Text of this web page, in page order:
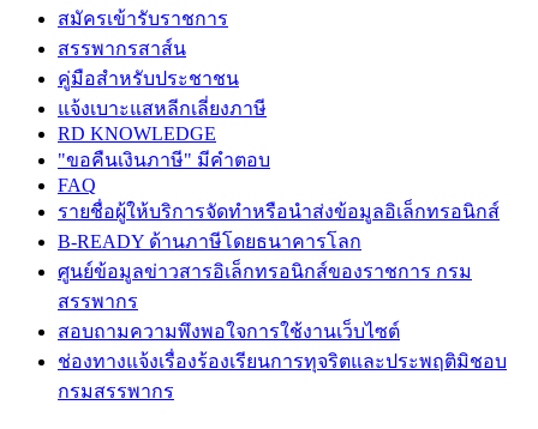
สมัครเข้ารับราชการ
สรรพากรสาส์น
คู่มือสำหรับประชาชน
แจ้งเบาะแสหลีกเลี่ยงภาษี
RD KNOWLEDGE
"ขอคืนเงินภาษี" มีคำตอบ
FAQ
รายชื่อผู้ให้บริการจัดทำหรือนำส่งข้อมูลอิเล็กทรอนิกส์
B-READY ด้านภาษีโดยธนาคารโลก
ศูนย์ข้อมูลข่าวสารอิเล็กทรอนิกส์ของราชการ กรม
สรรพากร
สอบถามความพึงพอใจการใช้งานเว็บไซต์
ช่องทางแจ้งเรื่องร้องเรียนการทุจริตและประพฤติมิชอบ
กรมสรรพากร